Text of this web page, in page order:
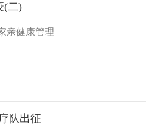
(二)
亲健康管理
队出征